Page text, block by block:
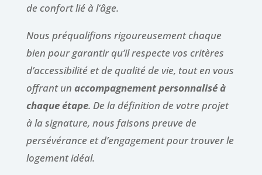
de confort lié à l’âge.
Nous préqualifions rigoureusement chaque
bien pour garantir qu’il respecte vos critères
d’accessibilité et de qualité de vie, tout en vous
offrant un accompagnement personnalisé à
chaque étape. De la définition de votre projet
à la signature, nous faisons preuve de
persévérance et d’engagement pour trouver le
logement idéal.